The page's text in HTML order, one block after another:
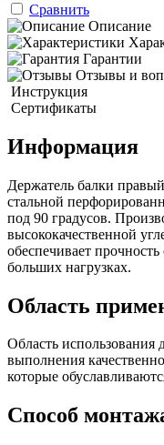
Сравнить
Описание
Гарантии
Отзывы и
Инструкция
Сертификаты
Информация
Держатель балки
стальной
под 90 градусов.
высококачественной
обеспечивает
больших нагрузках.
Область
Область использования
выполнения
которые
Способ